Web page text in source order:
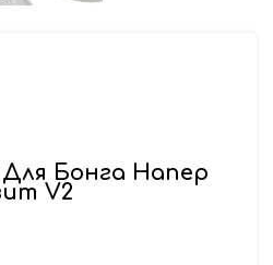
Бонга Напер
V2